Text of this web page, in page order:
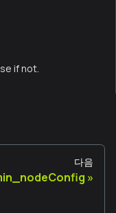
if not.
다음